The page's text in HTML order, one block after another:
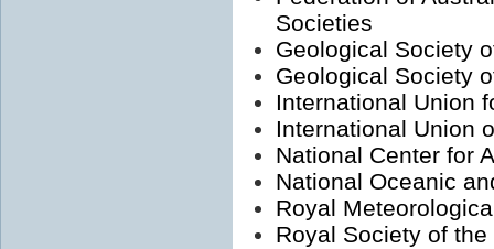
Societies
Geological Society
Geological Society
International Union
International Union
National Center for
National Oceanic
Royal
Royal Society of the